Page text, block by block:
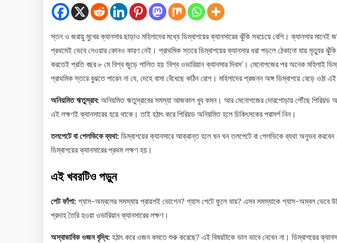
স্তন ও জরায়ু মুখের ক্যানসার ছাড়াও মহিলাদের মধ্যে ডিম্বাশয়ের ক্যানসারের ঝুঁকি সবচেয়ে বেশি। ক্যানসার
প্রথমেই ভেবে নেওয়ার কোনও কারণ নেই। প্রাথমিক স্তরে ডিম্বাশয়ের ক্যানসার ধরা পড়লে ঠেকানো যায় মৃত্যুর
করতেই প্রতি বছর ৮ মে বিশ্ব জুড়ে পালিত হয় ‘বিশ্ব ওভারিয়ান ক্যানসার দিবস’। মেনোপজের পর অনেক মহিলাই
প্রাথমিক স্তরে বুঝতে পারেন না যে, দেহে বাসা বেঁধেছে কঠিন রোগ। মহিলাদের প্রজনন অঙ্গ ডিম্বাশয়ে বেড়ে ওঠা
অনিয়মিত ঋতুস্রাব: অনিয়মিত ঋতুস্রাবের সমস্যা আজকাল খুব কমন। আর মেনোপজের দোরগোড়ায় পৌঁছে পিরিয়ড
এই লক্ষণই ক্যানসারের হয়ে থাকে। তাই হঠাৎ করে পিরিয়ড অনিয়মিত হলে চিকিৎসকের পরামর্শ নিন।
তলপেটে বা পেলভিকে ব্যথা: ডিম্বাশয়ের ক্যানসারে আক্রান্ত হলে ঘন ঘন তলপেটে বা পেলভিকে ব্যথা অনুভব
ডিম্বাশয়ের ক্যানসারের প্রথম লক্ষণ হয়।
এই খবরটিও পড়ুন
পেট ফাঁপা: গ্যাস-অম্বলের সমস্যায় প্রায়শই ভোগেন? গ্যাস পেটে ফুলে যায়? এসব সমস্যাকে গ্যাস-অম্বল ভেবে
প্রদাহ তৈরি হওয়া ওভারিয়ান ক্যানসারের লক্ষণ।
অস্বাভাবিক ওজন বৃদ্ধি: হঠাৎ করে ওজন কমতে শুরু করেছে? এই বিষয়টাকে ভাল ভাবে নেবেন না। ডিম্বাশয়ের